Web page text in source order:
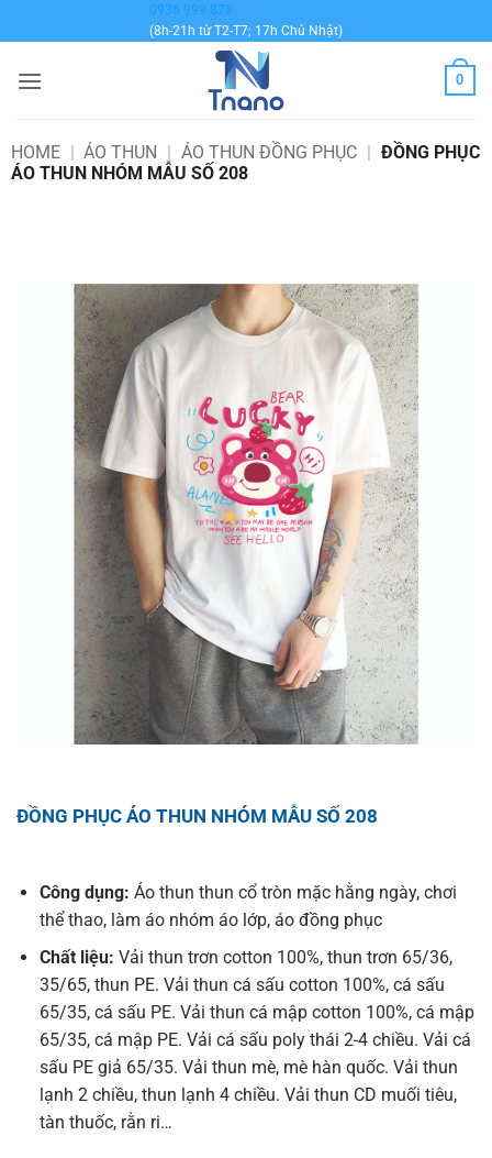
qua
dung
0936 999 878
(8h-21h từ T2-T7; 17h Chủ Nhật)
0
HOME | ÁO THUN | ÁO THUN ĐỒNG PHỤC | ĐỒNG PHỤC
ÁO THUN NHÓM MẪU SỐ 208
ĐỒNG PHỤC ÁO THUN NHÓM MẪU SỐ 208
Công dụng: Áo thun thun cổ tròn mặc hằng ngày, chơi
thể thao, làm áo nhóm áo lớp, áo đồng phục
Chất liệu: Vải thun trơn cotton 100%, thun trơn 65/36,
35/65, thun PE. Vải thun cá sấu cotton 100%, cá sấu
65/35, cá sấu PE. Vải thun cá mập cotton 100%, cá mập
65/35, cá mập PE. Vải cá sấu poly thái 2-4 chiều. Vải cá
sấu PE giả 65/35. Vải thun mè, mè hàn quốc. Vải thun
lạnh 2 chiều, thun lạnh 4 chiều. Vải thun CD muối tiêu,
tàn thuốc, rằn ri…